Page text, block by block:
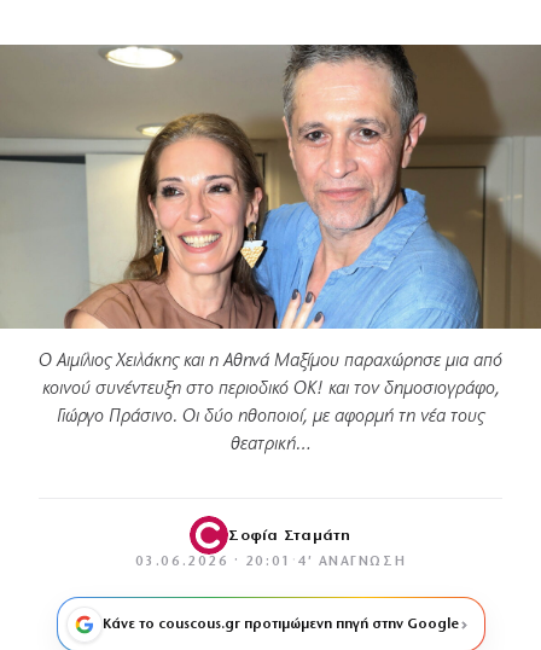
Ο Αιμίλιος Χειλάκης και η Αθηνά Μαξίμου παραχώρησε μια από
κοινού συνέντευξη στο περιοδικό ΟΚ! και τον δημοσιογράφο,
Γιώργο Πράσινο. Οι δύο ηθοποιοί, με αφορμή τη νέα τους
θεατρική…
Σοφία Σταμάτη
03.06.2026 · 20:01 · 4′ ΑΝΆΓΝΩΣΗ
Κάνε το couscous.gr προτιμώμενη πηγή στην Google